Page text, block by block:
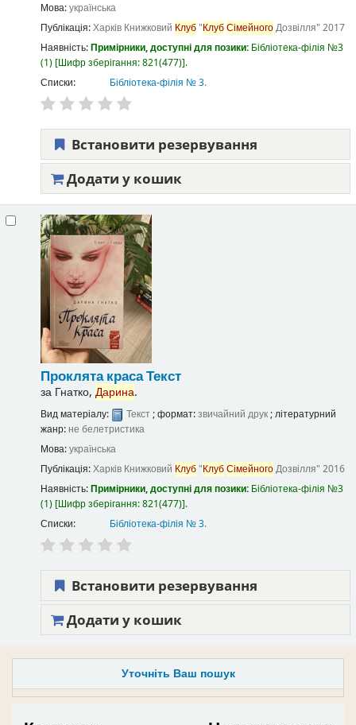
Уточніть Ваш пошук
Мова:українська
Публікація:Харків Книжковий Клуб"КлубСімейногоДозвілля" 2017
Наявність:Примірники, доступні для позики: Бібліотека-філія №3
(1) Шифр зберігання:821(477) .
Списки:
Бібліотека-філія № 3.
Встановити резервування
Додати у кошик
Проклята красаТекст
за Гнатко, Дарина.
Вид матеріалу: Текст; формат:звичайний друк; літературний
жанр: не белетристика
Мова:українська
Публікація:Харків Книжковий Клуб"КлубСімейногоДозвілля" 2016
Наявність:Примірники, доступні для позики: Бібліотека-філія №3
(1) Шифр зберігання:821(477) .
Списки:
Бібліотека-філія № 3.
Встановити резервування
Додати у кошик